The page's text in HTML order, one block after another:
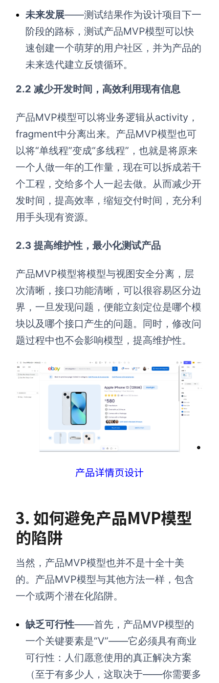
未来发展——测试结果作为设计项目下一
阶段的路标，测试产品MVP模型可以快
速创建一个萌芽的用户社区，并为产品的
未来迭代建立反馈循环。
2.2 减少开发时间，高效利用现有信息
产品MVP模型可以将业务逻辑从activity，
fragment中分离出来。产品MVP模型也可
以将“单线程”变成“多线程”，也就是将原来
一个人做一年的工作量，现在可以拆成若干
个工程，交给多个人一起去做。从而减少开
发时间，提高效率，缩短交付时间，充分利
用手头现有资源。
2.3 提高维护性，最小化测试产品
产品MVP模型将模型与视图安全分离，层
次清晰，接口功能清晰，可以很容易区分边
界，一旦发现问题，便能立刻定位是哪个模
块以及哪个接口产生的问题。同时，修改问
题过程中也不会影响模型，提高维护性。
产品详情页设计
3. 如何避免产品MVP模型
的陷阱
当然，产品MVP模型也并不是十全十美
的。产品MVP模型与其他方法一样，包含
一个或两个潜在化陷阱。
缺乏可行性——首先，产品MVP模型的
一个关键要素是“V”——它必须具有商业
可行性：人们愿意使用的真正解决方案
（至于有多少人，这取决于——你需要多